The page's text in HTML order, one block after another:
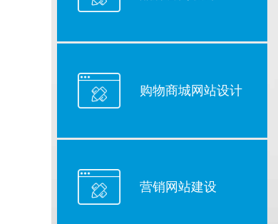
购物商城网站设计
营销网站建设